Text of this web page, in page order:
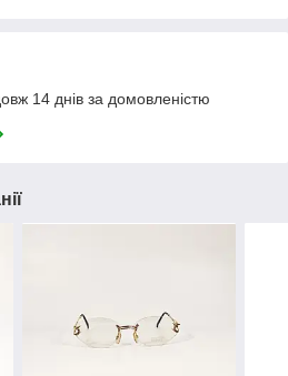
14 днів за домовленістю